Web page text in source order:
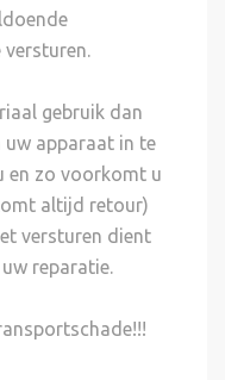
gebruik dan
uw apparaat in te
en zo voorkomt u
altijd retour)
versturen dient
reparatie.